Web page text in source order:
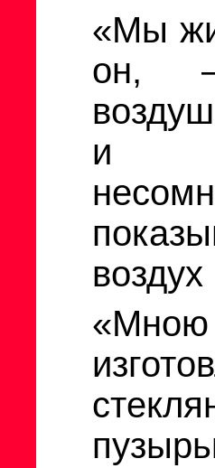
«Мы
он,
и